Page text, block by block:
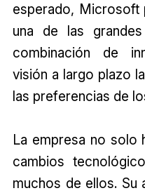
esperado,
una de las
combinación de
visión a largo plazo
las preferencias de
La empresa no solo
cambios
muchos de ellos. Su